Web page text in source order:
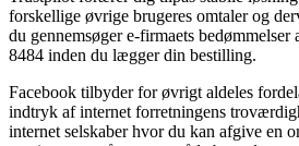
forskellige øvrige brugeres omtaler og
du gennemsøger e-firmaets
8484 inden du lægger din bestilling.
Facebook tilbyder for øvrigt aldeles
indtryk af internet forretningens
internet selskaber hvor du kan afgive en